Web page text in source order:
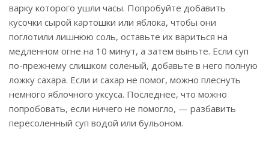
варку которого ушли часы. Попробуйте добавить
кусочки сырой картошки или яблока, чтобы они
поглотили лишнюю соль, оставьте их вариться на
медленном огне на 10 минут, а затем выньте. Если суп
по-прежнему слишком соленый, добавьте в него полную
ложку сахара. Если и сахар не помог, можно плеснуть
немного яблочного уксуса. Последнее, что можно
попробовать, если ничего не помогло, — разбавить
пересоленный суп водой или бульоном.